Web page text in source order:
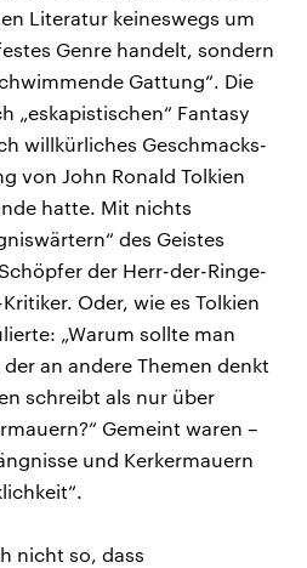
Literatur keineswegs um
Genre handelt, sondern
Gattung“. Die
„eskapistischen“ Fantasy
willkürliches Geschmacks-
von John Ronald Tolkien
hatte. Mit nichts
des Geistes
der Herr-der-Ringe-
Oder, wie es Tolkien
„Warum sollte man
an andere Themen denkt
schreibt als nur über
Gemeint waren –
und Kerkermauern
nicht so, dass